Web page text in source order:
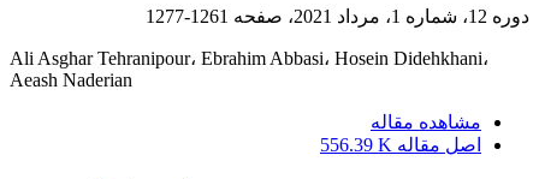
دوره 12، شماره 1، مرداد 2021، صفحه 1261-1277
Ali Asghar Tehranipour، Ebrahim Abbasi، Hosein Didehkhani،
Aeash Naderian
مشاهده مقاله
اصل مقاله 556.39 K